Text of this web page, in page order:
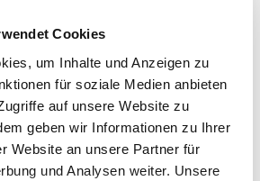
Cookies
um Inhalte und Anzeigen zu
für soziale Medien anbieten
auf unsere Website zu
geben wir Informationen zu Ihrer
Website an unsere Partner für
und Analysen weiter. Unsere
ABO74.699
ST Line